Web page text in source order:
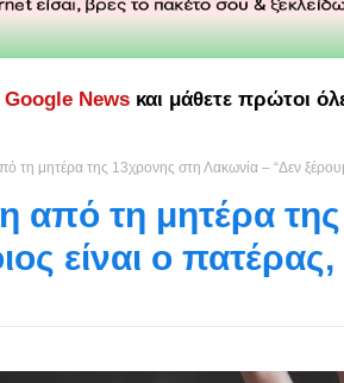
News και μάθετε πρώτοι
τη μητέρα της 13χρονης στη Λακωνία – “Δεν
από τη μητέρα
είναι ο